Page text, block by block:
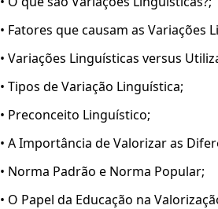
• Fatores que causam as Variações
• Variações Linguísticas versus
• Tipos de Variação Linguística;
• Preconceito Linguístico;
• A Importância de Valorizar as
• Norma Padrão e Norma Popular;
• O Papel da Educação na